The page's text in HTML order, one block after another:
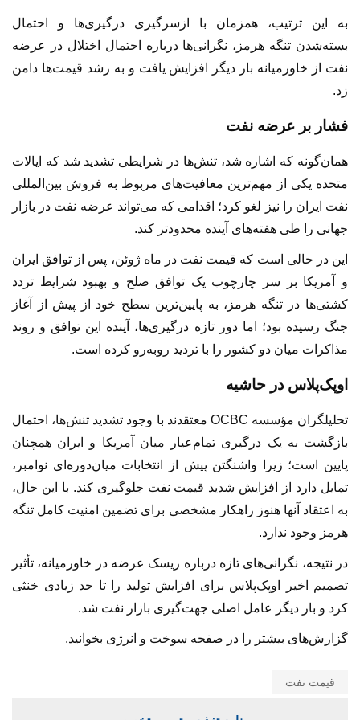
به این ترتیب، همزمان با ازسرگیری درگیری‌ها و احتمال
بسته‌شدن تنگه هرمز، نگرانی‌ها درباره احتمال اختلال در عرضه
نفت از خاورمیانه بار دیگر افزایش یافت و به رشد قیمت‌ها دامن
زد.
فشار بر عرضه نفت
همان‌گونه که اشاره شد، تنش‌ها در شرایطی تشدید شد که ایالات
متحده یکی از مهم‌ترین معافیت‌های مربوط به فروش بین‌المللی
نفت ایران را نیز لغو کرد؛ اقدامی که می‌تواند عرضه نفت در بازار
جهانی را طی هفته‌های آینده محدودتر کند.
این در حالی است که قیمت نفت در ماه ژوئن، پس از توافق ایران
و آمریکا بر سر چارچوب یک توافق صلح و بهبود شرایط تردد
کشتی‌ها در تنگه هرمز، به پایین‌ترین سطح خود از پیش از آغاز
جنگ رسیده بود؛ اما دور تازه درگیری‌ها، آینده این توافق و روند
مذاکرات میان دو کشور را با تردید روبه‌رو کرده است.
اوپک‌پلاس در حاشیه
تحلیلگران مؤسسه OCBC معتقدند با وجود تشدید تنش‌ها، احتمال
بازگشت به یک درگیری تمام‌عیار میان آمریکا و ایران همچنان
پایین است؛ زیرا واشنگتن پیش از انتخابات میان‌دوره‌ای نوامبر،
تمایل دارد از افزایش شدید قیمت نفت جلوگیری کند. با این حال،
به اعتقاد آنها هنوز راهکار مشخصی برای تضمین امنیت کامل تنگه
هرمز وجود ندارد.
در نتیجه، نگرانی‌های تازه درباره ریسک عرضه در خاورمیانه، تأثیر
تصمیم اخیر اوپک‌پلاس برای افزایش تولید را تا حد زیادی خنثی
کرد و بار دیگر عامل اصلی جهت‌گیری بازار نفت شد.
گزارش‌های بیشتر را در صفحه سوخت و انرژی بخوانید.
قیمت نفت